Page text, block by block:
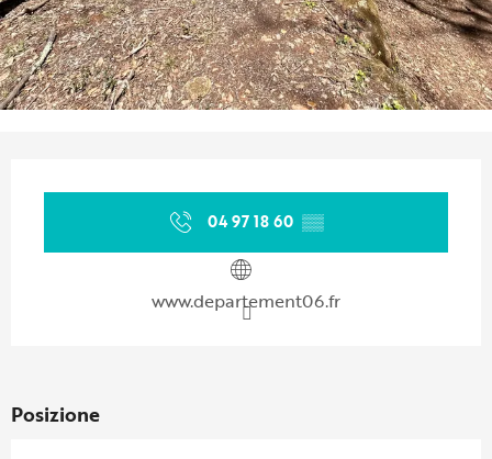
04 97 18 60 ▒▒
www.departement06.fr
Posizione